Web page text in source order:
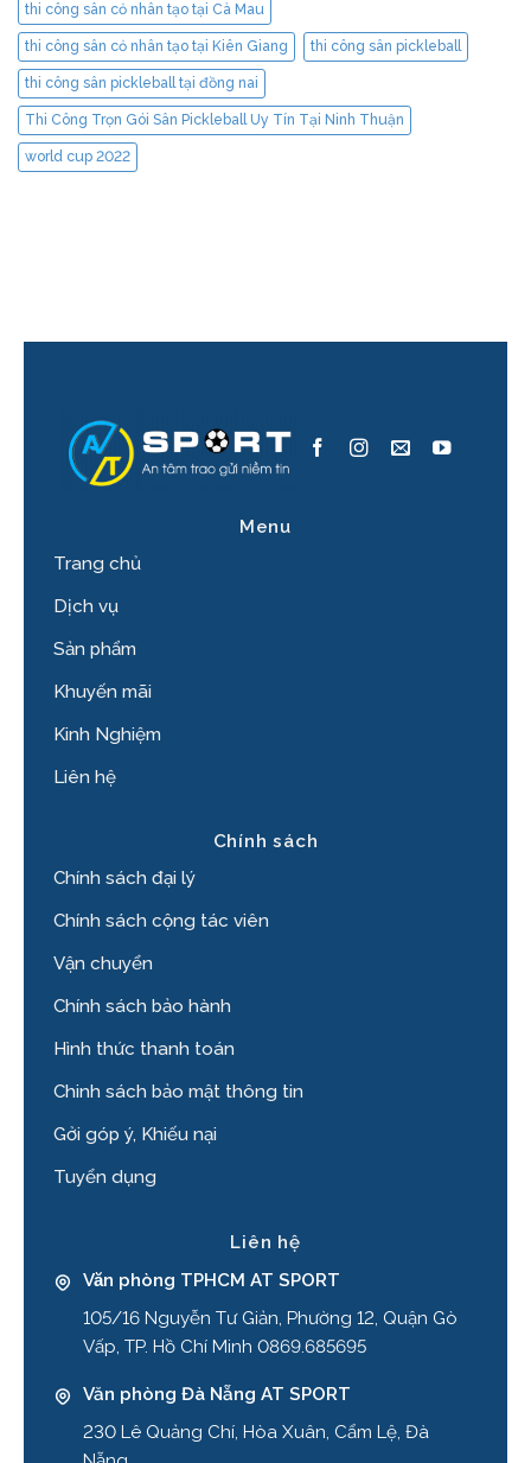
thi công sân cỏ nhân tạo tại Cà Mau
thi công sân cỏ nhân tạo tại Kiên Giang thi công sân pickleball
thi công sân pickleball tại đồng nai
Thi Công Trọn Gói Sân Pickleball Uy Tín Tại Ninh Thuận
world cup 2022
Menu
Trang chủ
Dịch vụ
Sản phẩm
Khuyến mãi
Kinh Nghiệm
Liên hệ
Chính sách
Chính sách đại lý
Chính sách cộng tác viên
Vận chuyển
Chính sách bảo hành
Hình thức thanh toán
Chinh sách bảo mật thông tin
Gởi góp ý, Khiếu nại
Tuyển dụng
Liên hệ
Văn phòng TPHCM AT SPORT
105/16 Nguyễn Tư Giản, Phường 12, Quận Gò
Vấp, TP. Hồ Chí Minh 0869.685695
Văn phòng Đà Nẵng AT SPORT
230 Lê Quảng Chí, Hòa Xuân, Cẩm Lệ, Đà